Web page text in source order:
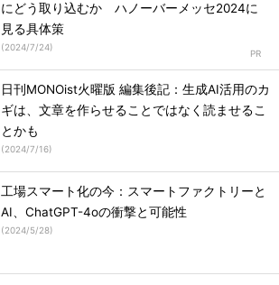
にどう取り込むか ハノーバーメッセ2024に
見る具体策
(2024/7/24)
日刊MONOist火曜版 編集後記：生成AI活用のカ
ギは、文章を作らせることではなく読ませるこ
とかも
(2024/7/16)
工場スマート化の今：スマートファクトリーと
AI、ChatGPT-4oの衝撃と可能性
(2024/5/28)